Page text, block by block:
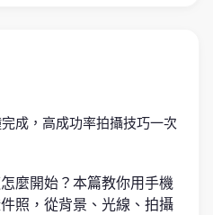
成，高成功率拍攝技巧一次
麼開始？本篇教你用手機
照，從背景、光線、拍攝